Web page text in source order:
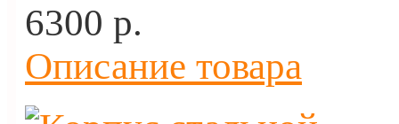
6300 p.
Описание товара